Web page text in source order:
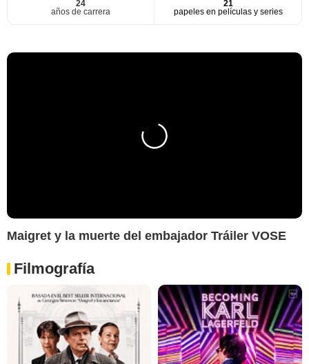
24
años de carrera
21
papeles en películas y series
Maigret y la muerte del embajador Tráiler VOSE
Filmografía